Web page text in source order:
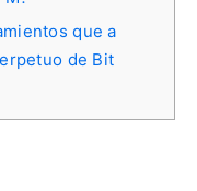
que a
de Bit